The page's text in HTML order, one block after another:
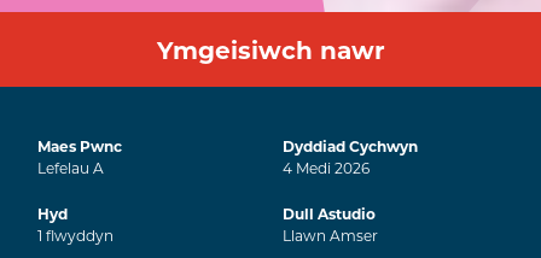
Ymgeisiwch nawr
Maes Pwnc
Lefelau A
Dyddiad Cychwyn
4 Medi2026
Hyd
1flwyddyn
Dull Astudio
Llawn Amser